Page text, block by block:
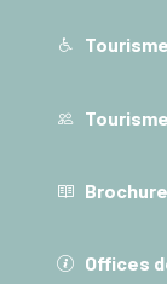
Offices